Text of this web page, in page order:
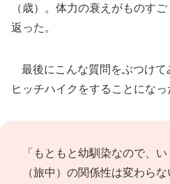
（歳）。体力の衰えがものす
返った。
最後にこんな質問をぶつけて
ヒッチハイクをすることにな
「もともと幼馴染なので、
（旅中）の関係性は変わら